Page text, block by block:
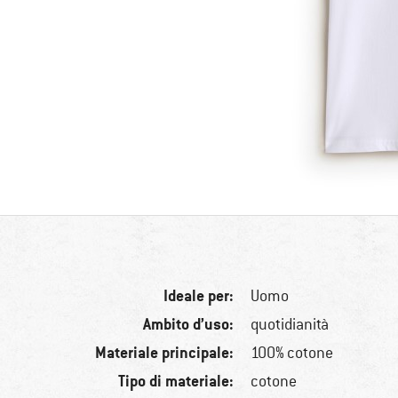
Ideale per: Uomo
Ambito d’uso: quotidianità
Materiale principale: 100% cotone
Tipo di materiale: cotone